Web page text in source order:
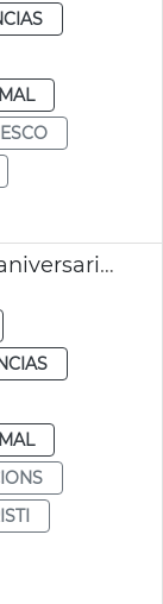
Gala presentación actos 700 aniversario Corpus Christi València